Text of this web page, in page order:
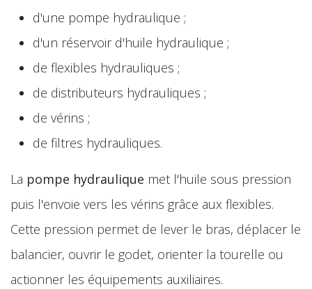
d'une pompe hydraulique ;
d'un réservoir d'huile hydraulique ;
de flexibles hydrauliques ;
de distributeurs hydrauliques ;
de vérins ;
de filtres hydrauliques.
La pompe hydraulique met l'huile sous pression
puis l'envoie vers les vérins grâce aux flexibles.
Cette pression permet de lever le bras, déplacer le
balancier, ouvrir le godet, orienter la tourelle ou
actionner les équipements auxiliaires.